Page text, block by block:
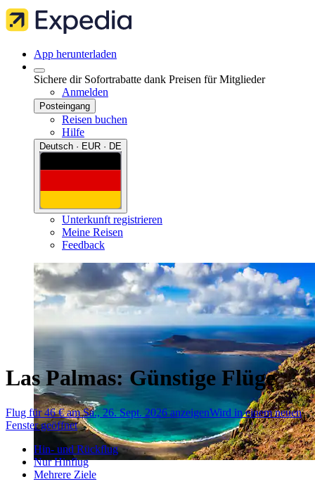
App herunterladen
Sichere dir Sofortrabatte dank Preisen für Mitglieder
Anmelden
Posteingang
Reisen buchen
Hilfe
Deutsch · EUR · DE
Unterkunft registrieren
Meine Reisen
Feedback
Las Palmas: Günstige Flüge
Flug für 46 € am Sa., 26. Sept. 2026 anzeigenWird in einem neuen
Fenster geöffnet
Hin- und Rückflug
Nur Hinflug
Mehrere Ziele